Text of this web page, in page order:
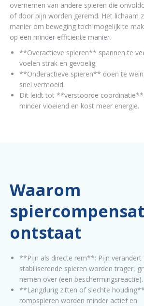
overnemen van andere spieren die
of door pijn worden geremd. Het lichaam
manier om beweging toch mogelijk te
op een minder efficiënte manier.
**Overactieve spieren** spannen te
voelen strak en gevoelig.
**Onderactieve spieren** doen te
snel vermoeid.
Dit leidt tot **verstoorde
minder vloeiend en kost meer energie.
Waarom
ontstaat
**Pijn als directe rem**: Pijn verandert
stabiliserende spieren worden trager,
nemen over (een beschermingsreactie).
**Langdurig zitten of slechte
rompspieren worden minder actief en